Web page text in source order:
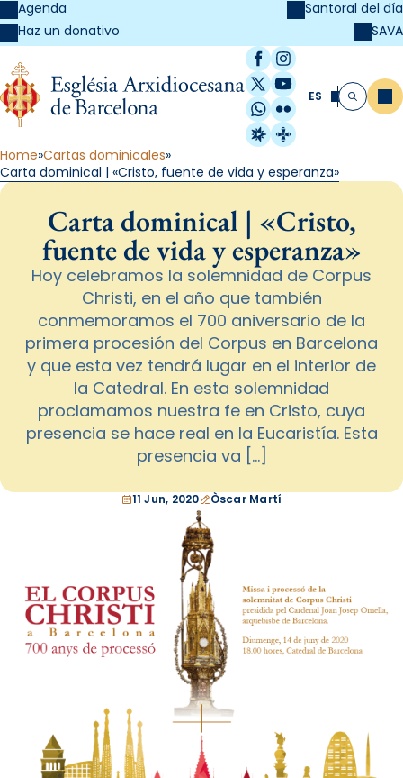
Agenda
Haz un donativo
Santoral del día
SAVA
Facebook
Instagram
X / Twitter
YouTube
WhatsApp
Flickr
Radio Estel
Catalunya
ES Buscar
Home Cartas dominicales
Carta dominical | «Cristo, fuente de vida y esperanza»
Carta dominical | «Cristo,
fuente de vida y esperanza»
Hoy celebramos la solemnidad de Corpus
Christi, en el año que también
conmemoramos el 700 aniversario de la
primera procesión del Corpus en Barcelona
y que esta vez tendrá lugar en el interior de
la Catedral. En esta solemnidad
proclamamos nuestra fe en Cristo, cuya
presencia se hace real en la Eucaristía. Esta
presencia va […]
11 Jun, 2020 Òscar Martí